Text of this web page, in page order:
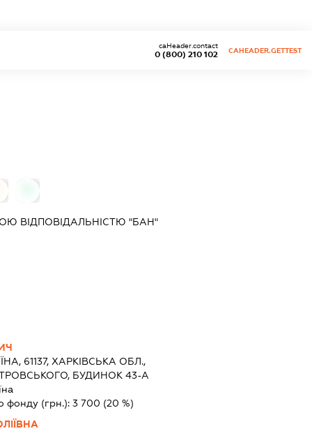
0 (800) 210 102
caHeader.contact
CAHEADER.GETTEST
ВІДПОВІДАЛЬНІСТЮ "БАН"
61137, ХАРКІВСЬКА ОБЛ.,
БУДИНОК 43-А
фонду (грн.):3 700 (20 %)